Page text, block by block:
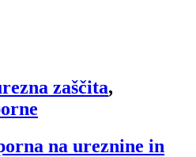
zaščita,
na ureznine in